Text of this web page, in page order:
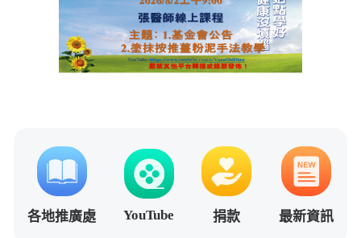
各地推廣處 YouTube 捐款 最新資訊